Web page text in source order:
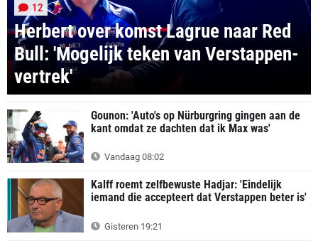
Herbert over komst Lagrue naar Red
Bull: 'Mogelijk teken van Verstappen-
vertrek'
12
Gounon: 'Auto's op Nürburgring gingen aan de
kant omdat ze dachten dat ik Max was'
Vandaag 08:02
Kalff roemt zelfbewuste Hadjar: 'Eindelijk
iemand die accepteert dat Verstappen beter is'
Gisteren 19:21